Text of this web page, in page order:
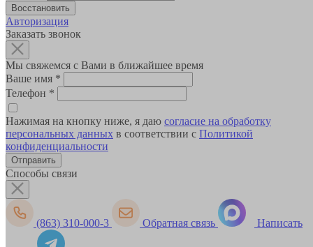
Авторизация
Заказать звонок
Мы свяжемся с Вами в ближайшее время
Ваше имя *
Телефон *
Нажимая на кнопку ниже, я даю согласие на обработку
персональных данных в соответствии с Политикой
конфиденциальности
Способы связи
(863) 310-000-3 Обратная связь Написать